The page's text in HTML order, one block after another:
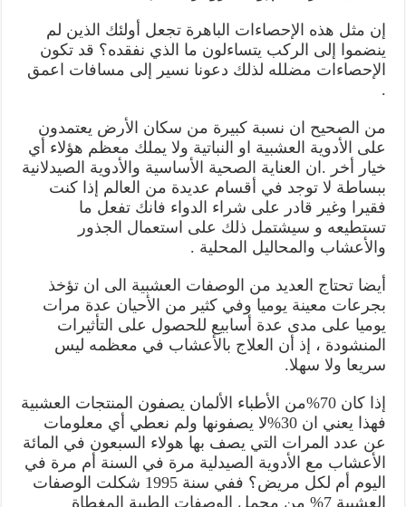
إن مثل هذه الإحصاءات الباهرة تجعل أولئك الذين لم
ينضموا إلى الركب يتساءلون ما الذي نفقده؟ قد تكون
الإحصاءات مضلله لذلك دعونا نسير إلى مسافات اعمق
.
من الصحيح ان نسبة كبيرة من سكان الأرض يعتمدون
على الأدوية العشبية او النباتية ولا يملك معظم هؤلاء أي
خيار أخر .ان العناية الصحية الأساسية والأدوية الصيدلانية
ببساطة لا توجد في أقسام عديدة من العالم إذا كنت
فقيرا وغير قادر على شراء الدواء فانك تفعل ما
تستطيعه و سيشتمل ذلك على استعمال الجذور
والأعشاب والمحاليل المحلية .
أيضا تحتاج العديد من الوصفات العشبية الى ان تؤخذ
بجرعات معينة يوميا وفي كثير من الأحيان عدة مرات
يوميا على مدى عدة أسابيع للحصول على التأثيرات
المنشودة ، إذ أن العلاج بالأعشاب في معظمه ليس
سريعا ولا سهلا.
إذا كان 70%من الأطباء الألمان يصفون المنتجات العشبية
فهذا يعني ان 30%لا يصفونها ولم نعطي أي معلومات
عن عدد المرات التي يصف بها هولاء السبعون في المائة
الأعشاب مع الأدوية الصيدلية مرة في السنة أم مرة في
اليوم أم لكل مريض؟ ففي سنة 1995 شكلت الوصفات
العشبية 7% من مجمل الوصفات الطبية المغطاة